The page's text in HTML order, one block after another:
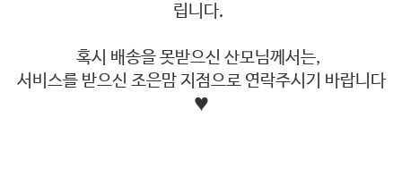
립니다.
혹시 배송을 못받으신 산모님께서는,
서비스를 받으신 조은맘 지점으로 연락주시기 바랍니다
♥